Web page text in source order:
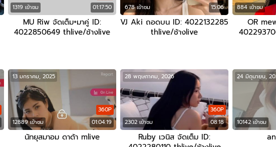
1319 เข้าชม 01:17:50
MU Riw จัดเต็ม+มาคู่ ID:
4022850649 thlive/ช้างlive
678 เข้าชม 15:06
VJ Aki ถอดบน ID: 4022132285
thlive/ช้างlive
884 เข้าชม
OR
12889 เข้าชม 01:04:19
360P
13 มกราคม, 2025
นัทยุสมาอม ดาด้า mlive
2302 เข้าชม 08:18
360P
28 พฤษภาคม, 2026
Ruby เวนิส จัดเต็ม ID:
10142 เข้าชม
24 มิถุนายน,